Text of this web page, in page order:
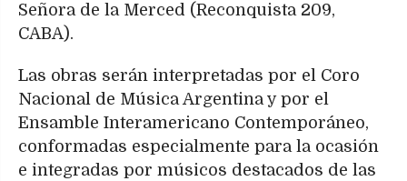
Señora de la Merced (Reconquista 209,
CABA).
Las obras serán interpretadas por el Coro
Nacional de Música Argentina y por el
Ensamble Interamericano Contemporáneo,
conformadas especialmente para la ocasión
e integradas por músicos destacados de las